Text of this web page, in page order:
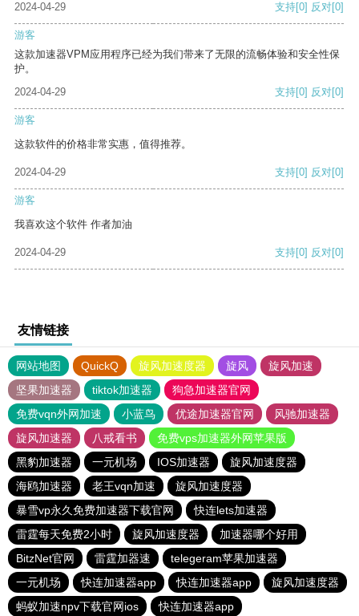
2024-04-29 支持[0] 反对[0]
游客
这款加速器VPM应用程序已经为我们带来了无限的流畅体验和安全性保
护。
2024-04-29
支持[0] 反对[0]
游客
这款软件的价格非常实惠，值得推荐。
2024-04-29 支持[0] 反对[0]
游客
我喜欢这个软件 作者加油
2024-04-29 支持[0] 反对[0]
友情链接
网站地图 QuickQ 旋风加速度器 旋风
旋风加速
坚果加速器
tiktok加速器
狗急加速器官网
免费vqn外网加速
小蓝鸟 优途加速器官网
风驰加速器
旋风加速器
八戒看书
免费vps加速器外网苹果版
黑豹加速器
一元机场 IOS加速器
旋风加速度器
海鸥加速器
老王vqn加速
旋风加速度器
暴雪vp永久免费加速器下载官网
快连lets加速器
雷霆每天免费2小时
旋风加速度器
加速器哪个好用
BitzNet官网
雷霆加器速
telegeram苹果加速器
一元机场
快连加速器app 快连加速器app
旋风加速度器
蚂蚁加速npv下载官网ios
快连加速器app